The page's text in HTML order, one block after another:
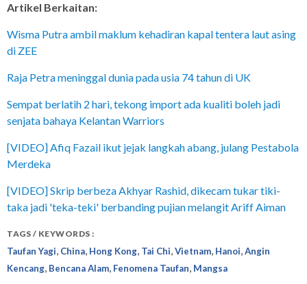
Artikel Berkaitan:
Wisma Putra ambil maklum kehadiran kapal tentera laut asing
di ZEE
Raja Petra meninggal dunia pada usia 74 tahun di UK
Sempat berlatih 2 hari, tekong import ada kualiti boleh jadi
senjata bahaya Kelantan Warriors
[VIDEO] Afiq Fazail ikut jejak langkah abang, julang Pestabola
Merdeka
[VIDEO] Skrip berbeza Akhyar Rashid, dikecam tukar tiki-
taka jadi 'teka-teki' berbanding pujian melangit Ariff Aiman
TAGS / KEYWORDS :
Taufan Yagi, China, Hong Kong, Tai Chi,Vietnam, Hanoi,Angin
Kencang, Bencana Alam, Fenomena Taufan, Mangsa